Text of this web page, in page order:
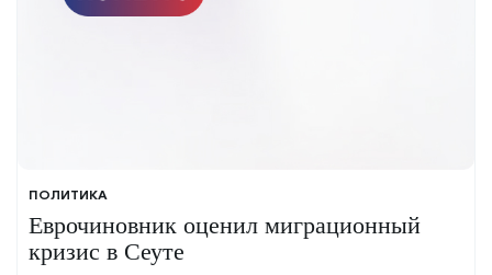
ПОЛИТИКА
Еврочиновник оценил миграционный
кризис в Сеуте